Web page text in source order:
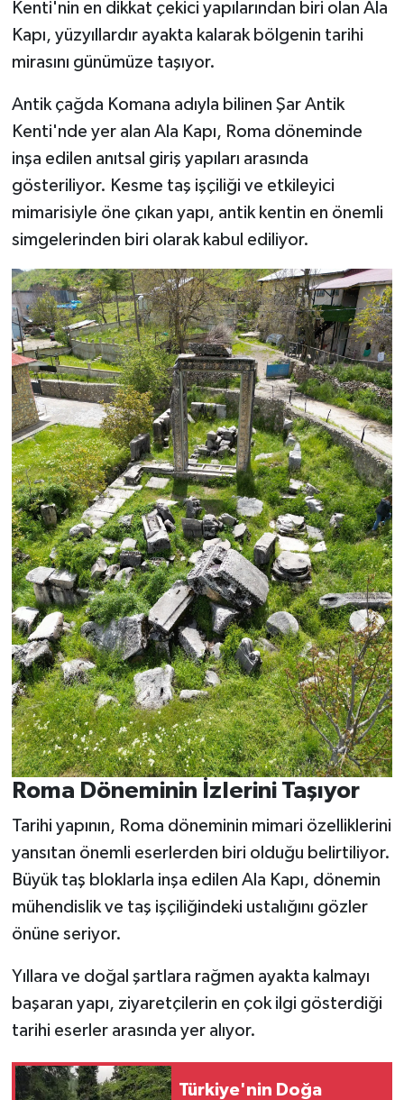
Kenti'nin en dikkat çekici yapılarından biri olan Ala
Kapı, yüzyıllardır ayakta kalarak bölgenin tarihi
mirasını günümüze taşıyor.
Antik çağda Komana adıyla bilinen Şar Antik
Kenti'nde yer alan Ala Kapı, Roma döneminde
inşa edilen anıtsal giriş yapıları arasında
gösteriliyor. Kesme taş işçiliği ve etkileyici
mimarisiyle öne çıkan yapı, antik kentin en önemli
simgelerinden biri olarak kabul ediliyor.
Roma Döneminin İzlerini Taşıyor
Tarihi yapının, Roma döneminin mimari özelliklerini
yansıtan önemli eserlerden biri olduğu belirtiliyor.
Büyük taş bloklarla inşa edilen Ala Kapı, dönemin
mühendislik ve taş işçiliğindeki ustalığını gözler
önüne seriyor.
Yıllara ve doğal şartlara rağmen ayakta kalmayı
başaran yapı, ziyaretçilerin en çok ilgi gösterdiği
tarihi eserler arasında yer alıyor.
Türkiye'nin Doğa